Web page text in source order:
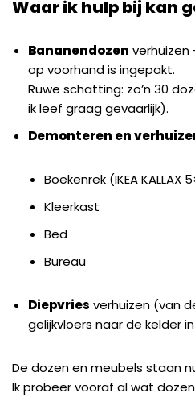
Waar ik hulp bij kan
Bananendozen
op voorhand is ingepakt.
Ruwe schatting: zo’n 30
ik leef graag gevaarlijk).
Demonteren en
Boekenrek (IKEA KALLAX
Kleerkast
Bed
Bureau
Diepvries verhuizen (van
gelijkvloers naar de kelder
De dozen en meubels staan
Ik probeer vooraf al wat